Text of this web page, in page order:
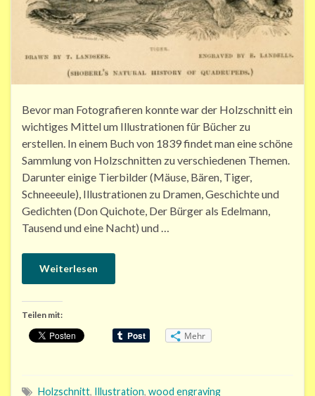
Bevor man Fotografieren konnte war der Holzschnitt ein
wichtiges Mittel um Illustrationen für Bücher zu
erstellen. In einem Buch von 1839 findet man eine schöne
Sammlung von Holzschnitten zu verschiedenen Themen.
Darunter einige Tierbilder (Mäuse, Bären, Tiger,
Schneeeule), Illustrationen zu Dramen, Geschichte und
Gedichten (Don Quichote, Der Bürger als Edelmann,
Tausend und eine Nacht) und …
Weiterlesen
Teilen mit:
Mehr
Holzschnitt, Illustration, wood engraving